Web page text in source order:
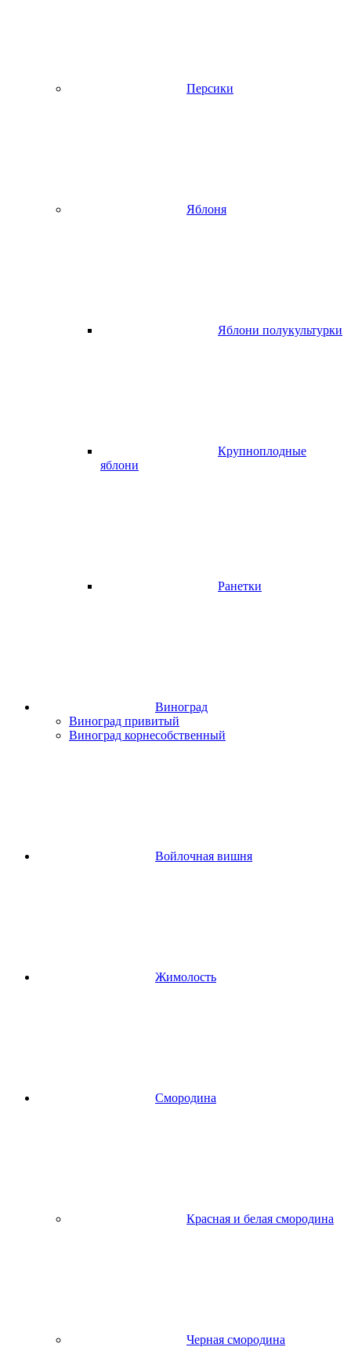
Персики
Яблоня
Яблони полукультурки
Крупноплодные
яблони
Ранетки
Виноград
Виноград привитый
Виноград корнесобственный
Войлочная вишня
Жимолость
Смородина
Красная и белая смородина
Черная смородина